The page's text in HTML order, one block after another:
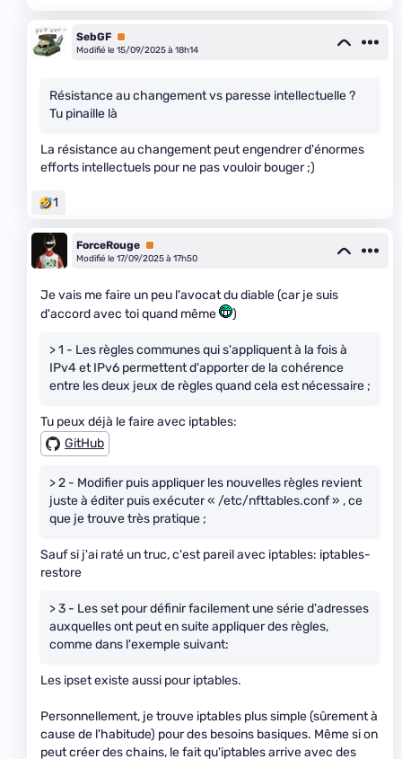
SebGF Premium
Modifié le 15/09/2025 à 18h14
Résistance au changement vs paresse intellectuelle ?
Tu pinaille là
La résistance au changement peut engendrer d'énormes
efforts intellectuels pour ne pas vouloir bouger ;)
1
ForceRouge Premium
Modifié le 17/09/2025 à 17h50
Je vais me faire un peu l'avocat du diable (car je suis
d'accord avec toi quand même
)
> 1 - Les règles communes qui s'appliquent à la fois à
IPv4 et IPv6 permettent d'apporter de la cohérence
entre les deux jeux de règles quand cela est nécessaire ;
Tu peux déjà le faire avec iptables:
GitHub
> 2 - Modifier puis appliquer les nouvelles règles revient
juste à éditer puis exécuter « /etc/nfttables.conf » , ce
que je trouve très pratique ;
Sauf si j'ai raté un truc, c'est pareil avec iptables: iptables-
restore
> 3 - Les set pour définir facilement une série d'adresses
auxquelles ont peut en suite appliquer des règles,
comme dans l'exemple suivant:
Les ipset existe aussi pour iptables.
Personnellement, je trouve iptables plus simple (sûrement à
cause de l'habitude) pour des besoins basiques. Même si on
peut créer des chains, le fait qu'iptables arrive avec des